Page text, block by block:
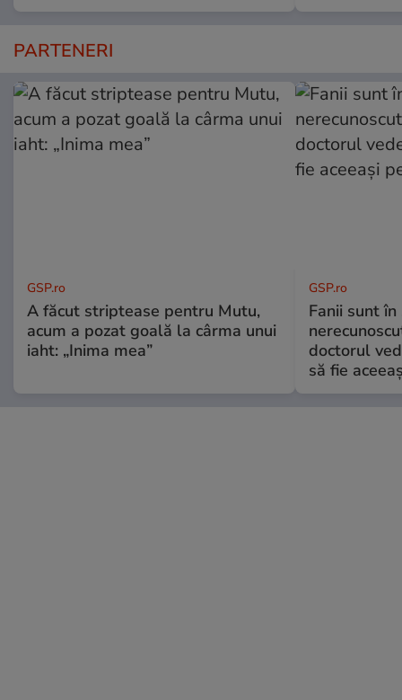
PARTENERI
GSP.ro
A făcut striptease pentru Mutu,
acum a pozat goală la cârma unui
iaht: „Inima mea”
GSP.ro
Fanii sunt în
doctorul
să fie